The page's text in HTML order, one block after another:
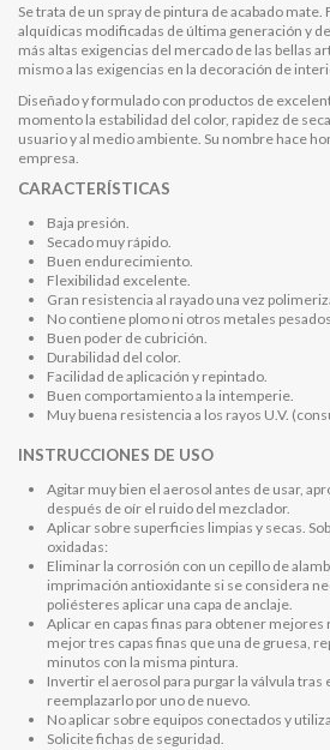
Se trata de un spray de pintura de acabado
alquídicas modificadas de última generación y
más altas exigencias del mercado de las bellas
mismo a las exigencias en la decoración de
Diseñado y formulado con productos de
momento la estabilidad del color, rapidez de
usuario y al medio ambiente. Su nombre hace
empresa.
CARACTERÍSTICAS
Baja presión.
Secado muy rápido.
Buen endurecimiento.
Flexibilidad excelente.
Gran resistencia al rayado una vez
No contiene plomo ni otros metales
Buen poder de cubrición.
Durabilidad del color.
Facilidad de aplicación y repintado.
Buen comportamiento a la intemperie.
Muy buena resistencia a los rayos U.V.
INSTRUCCIONES DE USO
Agitar muy bien el aerosol antes de usar,
después de oír el ruido del mezclador.
Aplicar sobre superficies limpias y secas.
oxidadas:
Eliminar la corrosión con un cepillo de
imprimación antioxidante si se considera
poliésteres aplicar una capa de anclaje.
Aplicar en capas finas para obtener
mejor tres capas finas que una de gruesa,
minutos con la misma pintura.
Invertir el aerosol para purgar la válvula tras
reemplazarlo por uno de nuevo.
No aplicar sobre equipos conectados y
Solicite fichas de seguridad.